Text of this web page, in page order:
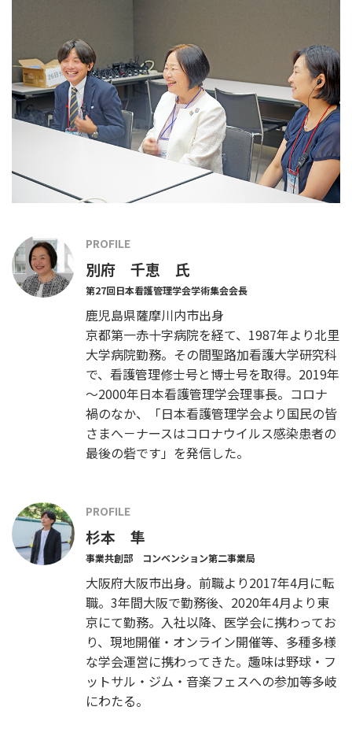
PROFILE
別府 千恵 氏
第27回日本看護管理学会学術集会会長
鹿児島県薩摩川内市出身
京都第一赤十字病院を経て、1987年より北里
大学病院勤務。その間聖路加看護大学研究科
で、看護管理修士号と博士号を取得。2019年
～2000年日本看護管理学会理事長。コロナ
禍のなか、「日本看護管理学会より国民の皆
さまへ－ナースはコロナウイルス感染患者の
最後の砦です」を発信した。
PROFILE
杉本 隼
事業共創部 コンベンション第二事業局
大阪府大阪市出身。前職より2017年4月に転
職。3年間大阪で勤務後、2020年4月より東
京にて勤務。入社以降、医学会に携わってお
り、現地開催・オンライン開催等、多種多様
な学会運営に携わってきた。趣味は野球・フ
ットサル・ジム・音楽フェスへの参加等多岐
にわたる。